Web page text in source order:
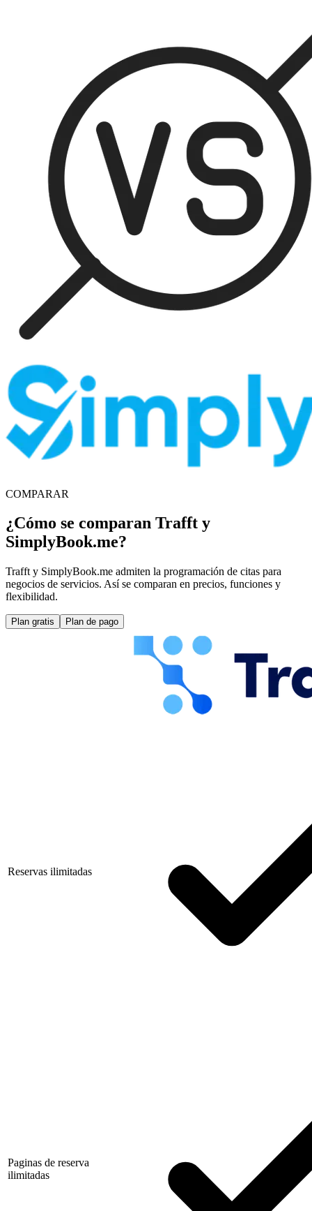
COMPARAR
¿Cómo se comparan Trafft y
SimplyBook.me?
Trafft y SimplyBook.me admiten la programación de citas para
negocios de servicios. Así se comparan en precios, funciones y
flexibilidad.
Plan gratis Plan de pago
Reservas ilimitadas
Paginas de reserva
ilimitadas